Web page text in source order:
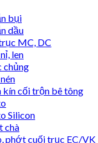
bụi
dầu
MC, DC
len
chủng
kín cối trộn bê tông
Silicon
chà
phớt cuối trục EC/VK